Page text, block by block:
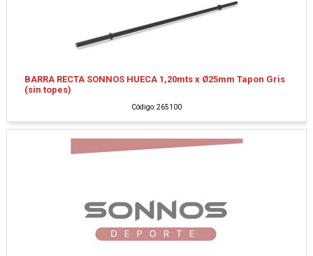
BARRA RECTA SONNOS HUECA 1,20mts x Ø25mm Tapon Gris
(sin topes)
Código: 265100